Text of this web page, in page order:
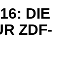
DIE
ZDF-